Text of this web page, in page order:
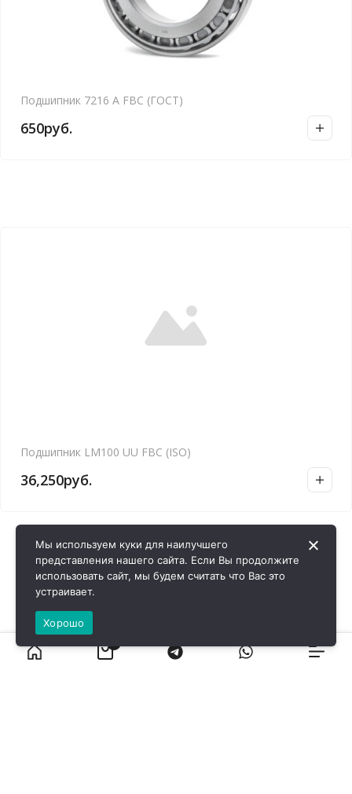
Подшипник 7216 А FBC (ГОСТ)
650руб.
Подшипник LM100 UU FBC (ISO)
36,250руб.
Мы используем куки для наилучшего
представления нашего сайта. Если Вы продолжите
использовать сайт, мы будем считать что Вас это
устраивает.
Хорошо